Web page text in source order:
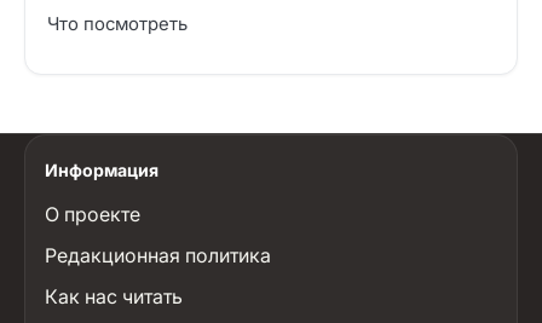
Что посмотреть
Информация
О проекте
Редакционная политика
Как нас читать